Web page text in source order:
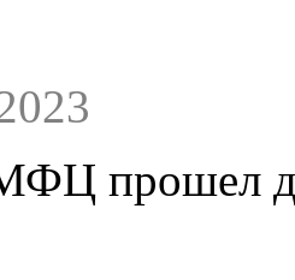
прошел